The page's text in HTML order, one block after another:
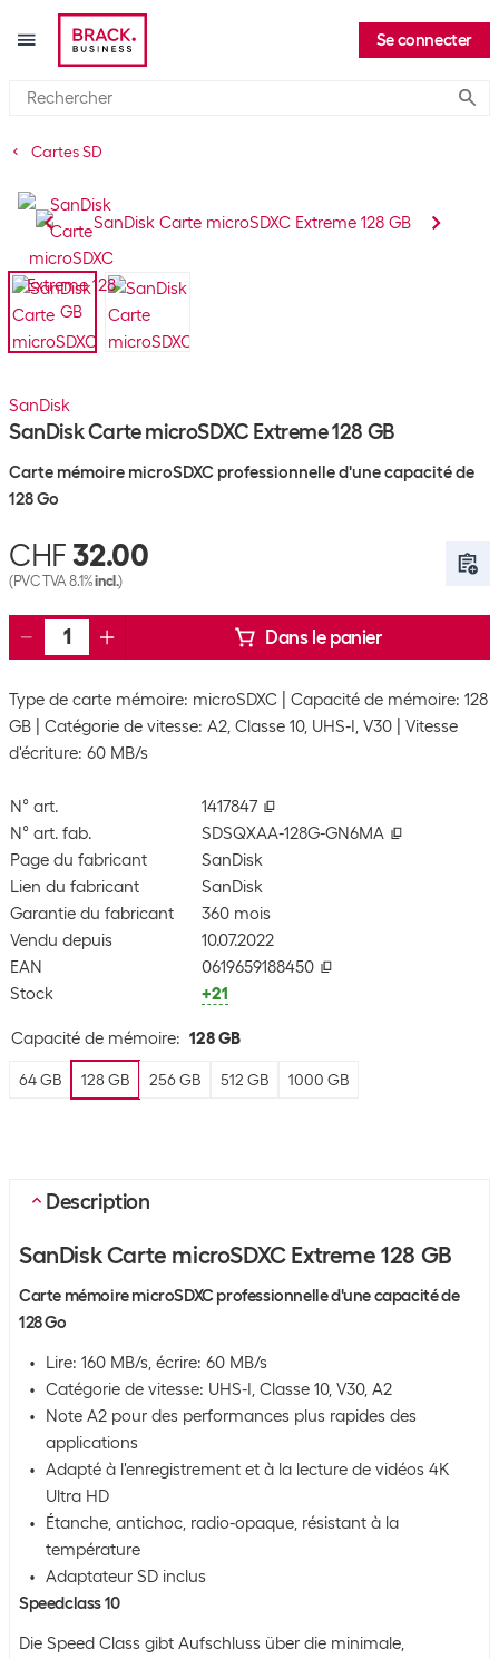
Se connecter
Cartes SD
SanDisk
SanDisk Carte microSDXC Extreme 128 GB
Carte mémoire microSDXC professionnelle d'une capacité de
128 Go
CHF 32.00
(PVC TVA 8.1%incl.)
Dans le panier
Type de carte mémoire: microSDXC
Capacité de mémoire: 128
GB
Catégorie de vitesse: A2, Classe 10, UHS-I, V30
Vitesse
d'écriture: 60 MB/s
N° art.
1417847
N° art. fab.
SDSQXAA-128G-GN6MA
Page du fabricant
SanDisk
Lien du fabricant
SanDisk
Garantie du fabricant
360 mois
Vendu depuis
10.07.2022
EAN
0619659188450
Stock
+21
Capacité de mémoire: 128 GB
64 GB 128 GB 256 GB 512 GB 1000 GB
Description
SanDisk Carte microSDXC Extreme 128 GB
Carte mémoire microSDXC professionnelle d'une capacité de
128 Go
Lire: 160 MB/s, écrire: 60 MB/s
Catégorie de vitesse: UHS-I, Classe 10, V30, A2
Note A2 pour des performances plus rapides des
applications
Adapté à l'enregistrement et à la lecture de vidéos 4K
Ultra HD
Étanche, antichoc, radio-opaque, résistant à la
température
Adaptateur SD inclus
Speedclass 10
Die Speed Class gibt Aufschluss über die minimale,